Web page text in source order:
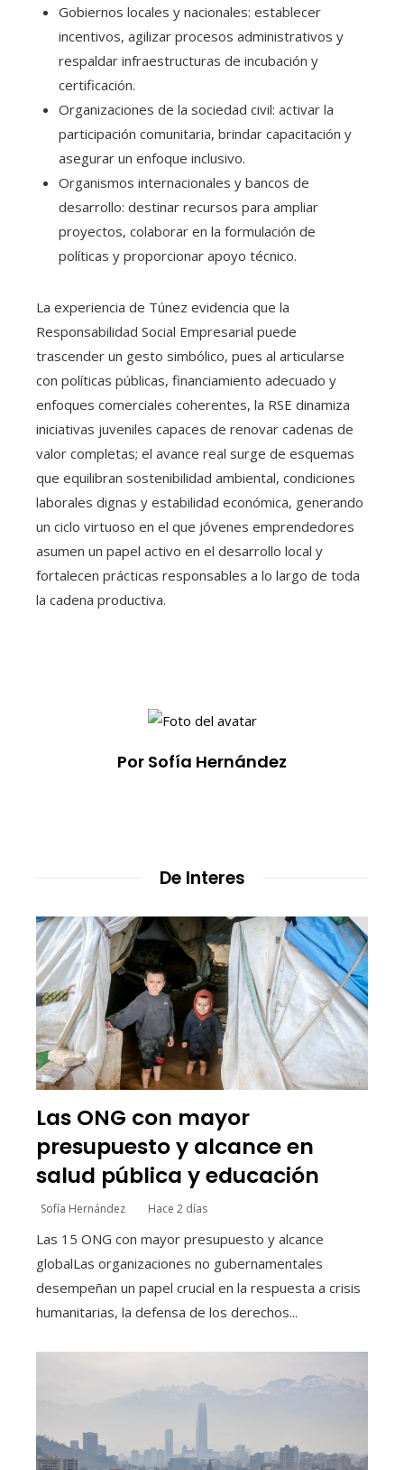
Gobiernos locales y nacionales: establecer
incentivos, agilizar procesos administrativos y
respaldar infraestructuras de incubación y
certificación.
Organizaciones de la sociedad civil: activar la
participación comunitaria, brindar capacitación y
asegurar un enfoque inclusivo.
Organismos internacionales y bancos de
desarrollo: destinar recursos para ampliar
proyectos, colaborar en la formulación de
políticas y proporcionar apoyo técnico.
La experiencia de Túnez evidencia que la
Responsabilidad Social Empresarial puede
trascender un gesto simbólico, pues al articularse
con políticas públicas, financiamiento adecuado y
enfoques comerciales coherentes, la RSE dinamiza
iniciativas juveniles capaces de renovar cadenas de
valor completas; el avance real surge de esquemas
que equilibran sostenibilidad ambiental, condiciones
laborales dignas y estabilidad económica, generando
un ciclo virtuoso en el que jóvenes emprendedores
asumen un papel activo en el desarrollo local y
fortalecen prácticas responsables a lo largo de toda
la cadena productiva.
Por Sofía Hernández
De Interes
Las ONG con mayor
presupuesto y alcance en
salud pública y educación
Sofía Hernández Hace 2 días
Las 15 ONG con mayor presupuesto y alcance
globalLas organizaciones no gubernamentales
desempeñan un papel crucial en la respuesta a crisis
humanitarias, la defensa de los derechos...